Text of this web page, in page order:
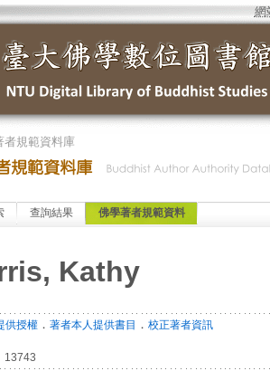
網
者規範資料庫
查詢結果 佛學著者規範資料
Kathy
供授權． 著者本人提供書目 ． 校正著者資訊
13743